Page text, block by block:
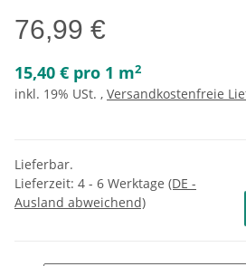
76,99 €
15,40 € pro 1 m2
inkl. 19% USt. , Versandkostenfreie
Lieferbar.
Lieferzeit: 4 - 6 Werktage (DE -
Ausland abweichend)